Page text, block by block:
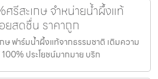
รีสะเกษ จำหน่ายน้ำผึ้งแท้
ยสดชื่น ราคาถูก
ษ ฟาร์มน้ำผึ้งแท้จากธรรมชาติ เติมความ
ประโยชน์มากมาย บริก